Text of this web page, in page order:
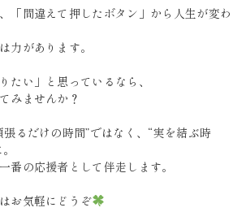
「間違えて押したボタン」から人生が変わ
力があります。
たい」と思っているなら、
みませんか？
るだけの時間”ではなく、“実を結ぶ時
番の応援者として伴走します。
お気軽にどうぞ